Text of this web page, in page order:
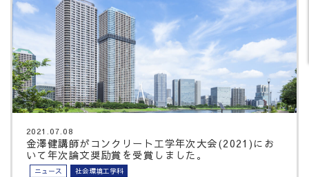
2021.07.08
金澤健講師がコンクリート工学年次大会(2021)にお
いて年次論文奨励賞を受賞しました。
ニュース 社会環境工学科